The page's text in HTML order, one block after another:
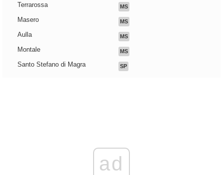
Terrarossa MS
Masero MS
Aulla MS
Montale MS
Santo Stefano di Magra SP
ad